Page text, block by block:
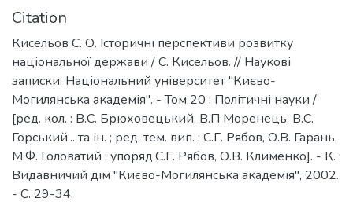
Citation
Кисельов С. О. Історичні перспективи розвитку
національної держави / С. Кисельов. // Наукові
записки. Національний університет "Києво-
Могилянська академія". - Том 20 : Політичні науки /
[ред. кол. : В.С. Брюховецький, В.П Моренець, В.С.
Горський... та ін. ; ред. тем. вип. : С.Г. Рябов, О.В. Гарань,
М.Ф. Головатий ; упоряд.С.Г. Рябов, О.В. Клименко]. - К. :
Видавничий дім "Києво-Могилянська академія", 2002..
- С. 29-34.